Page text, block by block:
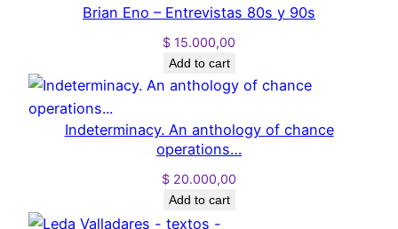
Brian Eno – Entrevistas 80s y 90s
$ 15.000,00
Add to cart
Indeterminacy. An anthology of chance
operations…
$ 20.000,00
Add to cart